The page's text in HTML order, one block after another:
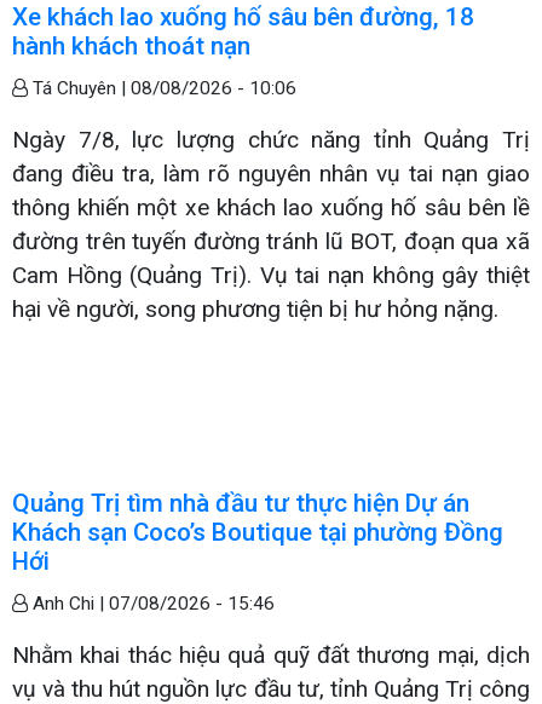
Xe khách lao xuống hố sâu bên đường, 18
hành khách thoát nạn
Tá Chuyên | 08/08/2026 - 10:06
Ngày 7/8, lực lượng chức năng tỉnh Quảng Trị
đang điều tra, làm rõ nguyên nhân vụ tai nạn giao
thông khiến một xe khách lao xuống hố sâu bên lề
đường trên tuyến đường tránh lũ BOT, đoạn qua xã
Cam Hồng (Quảng Trị). Vụ tai nạn không gây thiệt
hại về người, song phương tiện bị hư hỏng nặng.
Quảng Trị tìm nhà đầu tư thực hiện Dự án
Khách sạn Coco’s Boutique tại phường Đồng
Hới
Anh Chi | 07/08/2026 - 15:46
Nhằm khai thác hiệu quả quỹ đất thương mại, dịch
vụ và thu hút nguồn lực đầu tư, tỉnh Quảng Trị công